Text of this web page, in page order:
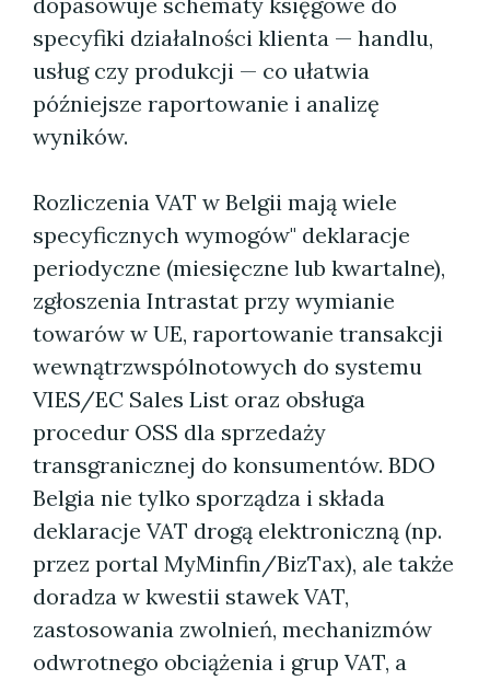
specyfiki działalności klienta — handlu,
usług czy produkcji — co ułatwia
późniejsze raportowanie i analizę
wyników.
Rozliczenia VAT w Belgii mają wiele
specyficznych wymogów" deklaracje
periodyczne (miesięczne lub kwartalne),
zgłoszenia Intrastat przy wymianie
towarów w UE, raportowanie transakcji
wewnątrzwspólnotowych do systemu
VIES/EC Sales List oraz obsługa
procedur OSS dla sprzedaży
transgranicznej do konsumentów. BDO
Belgia nie tylko sporządza i składa
deklaracje VAT drogą elektroniczną (np.
przez portal MyMinfin/BizTax), ale także
doradza w kwestii stawek VAT,
zastosowania zwolnień, mechanizmów
odwrotnego obciążenia i grup VAT, a